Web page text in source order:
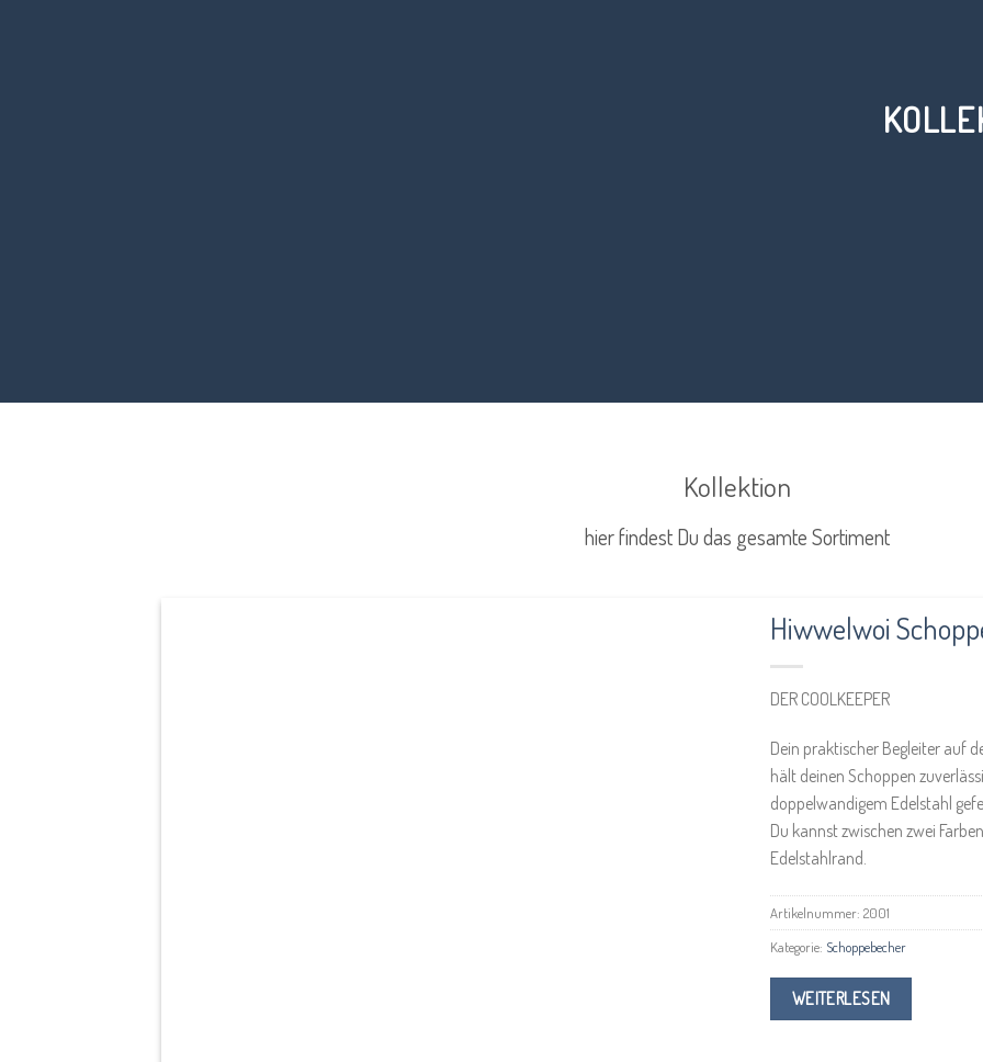
Kollektion
hier findest Du das gesamte Sortiment
Hiwwelwoi
DER COOLKEEPER
Dein praktischer Begleiter auf
hält deinen Schoppen
doppelwandigem Edelstahl
Du kannst zwischen zwei
Edelstahlrand.
Artikelnummer: 2001
Kategorie: Schoppebecher
WEITERLESEN